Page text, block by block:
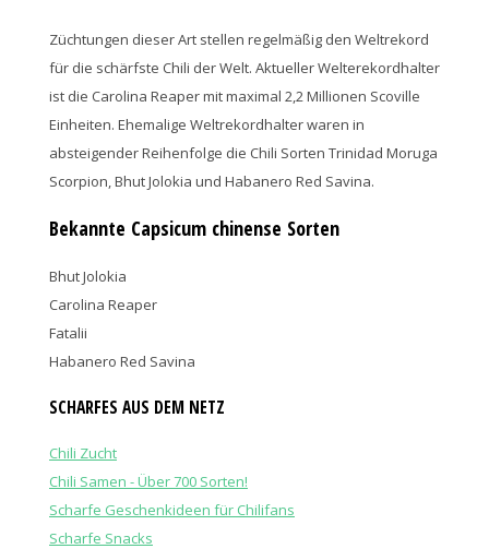
Züchtungen dieser Art stellen regelmäßig den Weltrekord
für die schärfste Chili der Welt. Aktueller Welterekordhalter
ist die Carolina Reaper mit maximal 2,2 Millionen Scoville
Einheiten. Ehemalige Weltrekordhalter waren in
absteigender Reihenfolge die Chili Sorten Trinidad Moruga
Scorpion, Bhut Jolokia und Habanero Red Savina.
Bekannte Capsicum chinense Sorten
Bhut Jolokia
Carolina Reaper
Fatalii
Habanero Red Savina
SCHARFES AUS DEM NETZ
Chili Zucht
Chili Samen - Über 700 Sorten!
Scharfe Geschenkideen für Chilifans
Scharfe Snacks